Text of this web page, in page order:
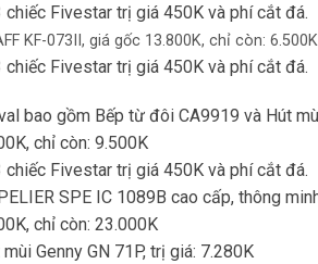
chiếc Fivestar trị giá 450K và phí cắt đá.
KF-073II, giá gốc 13.800K, chỉ còn: 6.500K
chiếc Fivestar trị giá 450K và phí cắt đá.
bao gồm Bếp từ đôi CA9919 và Hút
chỉ còn: 9.500K
chiếc Fivestar trị giá 450K và phí cắt đá.
SPE IC 1089B cao cấp, thông
chỉ còn: 23.000K
Genny GN 71P, trị giá: 7.280K